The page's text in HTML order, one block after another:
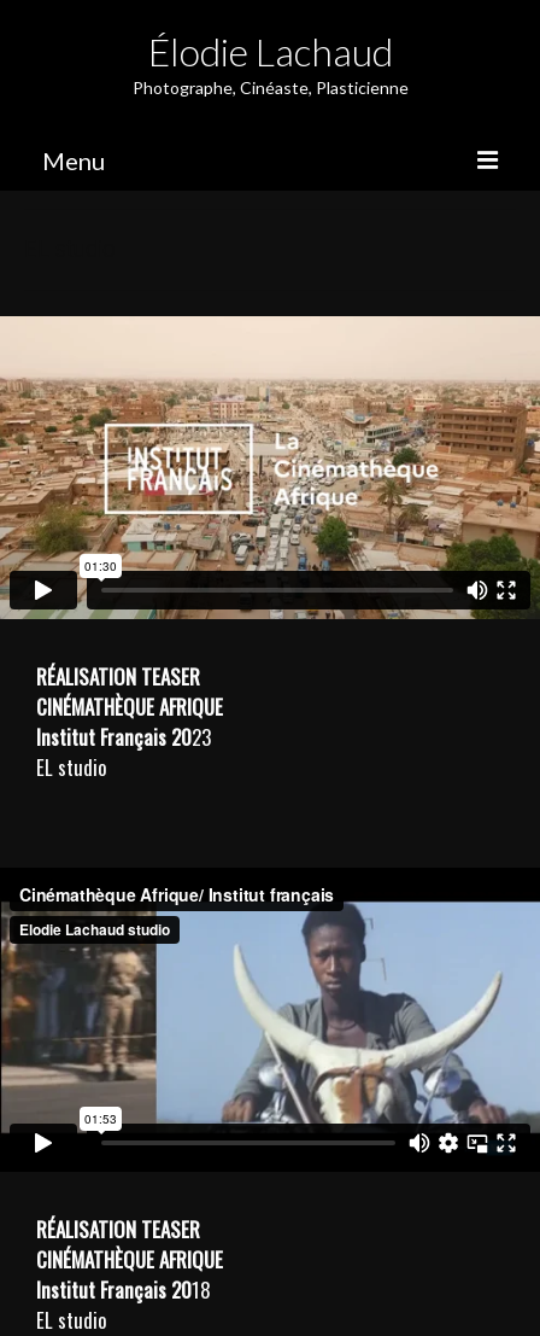
Élodie Lachaud
Photographe, Cinéaste, Plasticienne
Menu
Métrage
Édition
À propos
Actualité
RÉALISATION TEASER
CINÉMATHÈQUE AFRIQUE
Institut Français 2023
EL studio
RÉALISATION TEASER
CINÉMATHÈQUE AFRIQUE
Institut Français 2018
EL studio